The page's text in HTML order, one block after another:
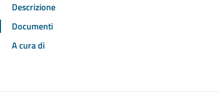
Descrizione
Documenti
A cura di